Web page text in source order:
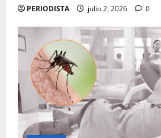
PERIODISTA julio 2, 2026 0